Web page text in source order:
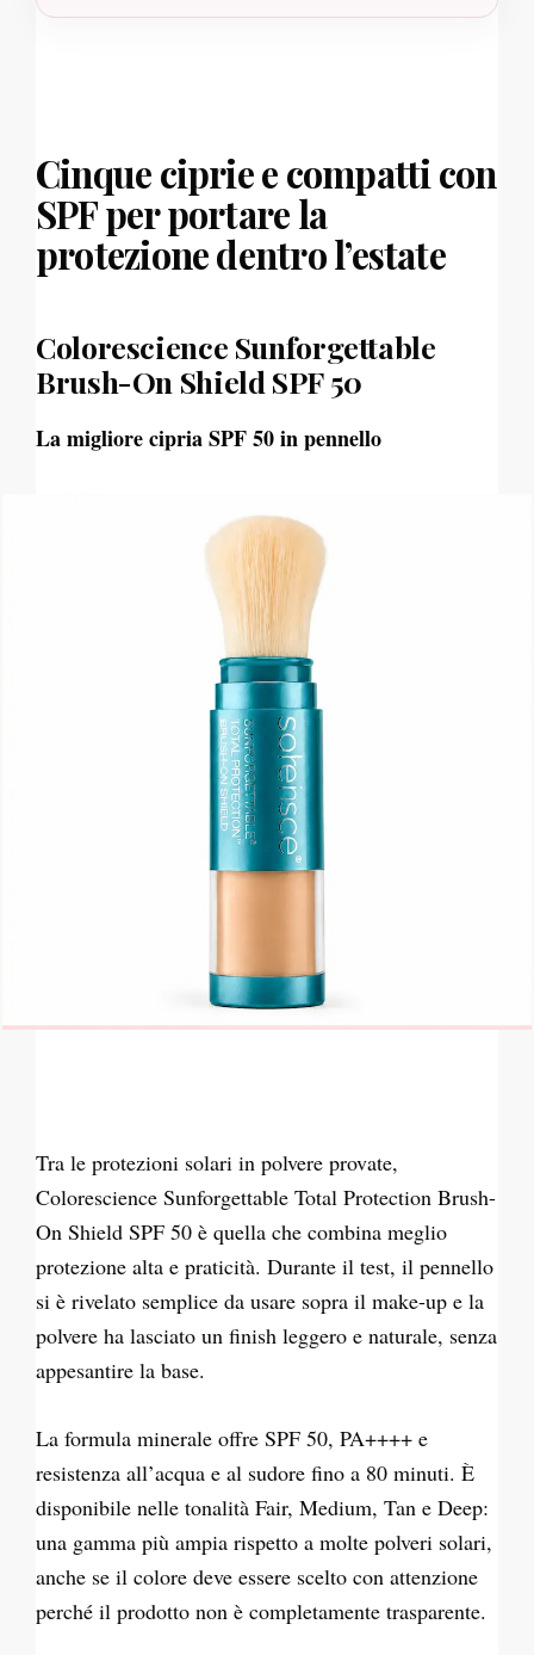
Cinque ciprie e compatti con
SPF per portare la
protezione dentro l’estate
Colorescience Sunforgettable
Brush-On Shield SPF 50
La migliore cipria SPF 50 in pennello
Tra le protezioni solari in polvere provate,
Colorescience Sunforgettable Total Protection Brush-
On Shield SPF 50 è quella che combina meglio
protezione alta e praticità. Durante il test, il pennello
si è rivelato semplice da usare sopra il make-up e la
polvere ha lasciato un finish leggero e naturale, senza
appesantire la base.
La formula minerale offre SPF 50, PA++++ e
resistenza all’acqua e al sudore fino a 80 minuti. È
disponibile nelle tonalità Fair, Medium, Tan e Deep:
una gamma più ampia rispetto a molte polveri solari,
anche se il colore deve essere scelto con attenzione
perché il prodotto non è completamente trasparente.